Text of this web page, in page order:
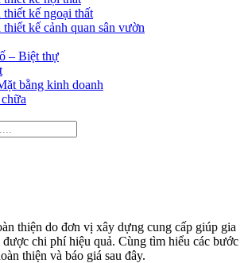
thiết kế ngoại thất
thiết kế cảnh quan sân vườn
– Biệt thự
bằng kinh doanh
thiện do đơn vị xây dựng cung cấp giúp gia
chi phí hiệu quả. Cùng tìm hiểu các bước
thiện và báo giá sau đây.